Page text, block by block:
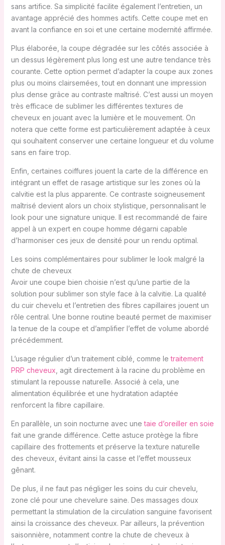
sans artifice. Sa simplicité facilite également l’entretien, un
avantage apprécié des hommes actifs. Cette coupe met en
avant la confiance en soi et une certaine modernité affirmée.
Plus élaborée, la coupe dégradée sur les côtés associée à
un dessus légèrement plus long est une autre tendance très
courante. Cette option permet d’adapter la coupe aux zones
plus ou moins clairsemées, tout en donnant une impression
plus dense grâce au contraste maîtrisé. C’est aussi un moyen
très efficace de sublimer les différentes textures de
cheveux en jouant avec la lumière et le mouvement. On
notera que cette forme est particulièrement adaptée à ceux
qui souhaitent conserver une certaine longueur et du volume
sans en faire trop.
Enfin, certaines coiffures jouent la carte de la différence en
intégrant un effet de rasage artistique sur les zones où la
calvitie est la plus apparente. Ce contraste soigneusement
maîtrisé devient alors un choix stylistique, personnalisant le
look pour une signature unique. Il est recommandé de faire
appel à un expert en coupe homme dégarni capable
d’harmoniser ces jeux de densité pour un rendu optimal.
Les soins complémentaires pour sublimer le look malgré la
chute de cheveux
Avoir une coupe bien choisie n’est qu’une partie de la
solution pour sublimer son style face à la calvitie. La qualité
du cuir chevelu et l’entretien des fibres capillaires jouent un
rôle central. Une bonne routine beauté permet de maximiser
la tenue de la coupe et d’amplifier l’effet de volume abordé
précédemment.
L’usage régulier d’un traitement ciblé, comme letraitement
PRP cheveux, agit directement à la racine du problème en
stimulant la repousse naturelle. Associé à cela, une
alimentation équilibrée et une hydratation adaptée
renforcent la fibre capillaire.
En parallèle, un soin nocturne avec unetaie d’oreiller en soie
fait une grande différence. Cette astuce protège la fibre
capillaire des frottements et préserve la texture naturelle
des cheveux, évitant ainsi la casse et l’effet mousseux
gênant.
De plus, il ne faut pas négliger les soins du cuir chevelu,
zone clé pour une chevelure saine. Des massages doux
permettant la stimulation de la circulation sanguine favorisent
ainsi la croissance des cheveux. Par ailleurs, la prévention
saisonnière, notamment contre la chute de cheveux à